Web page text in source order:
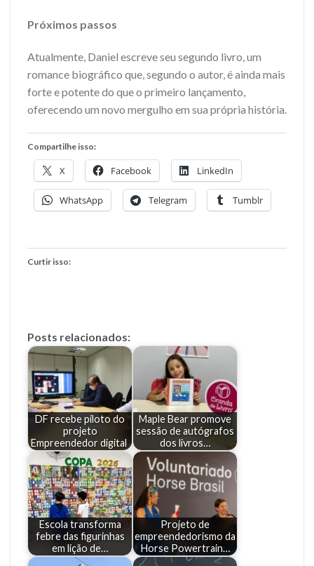
Próximos passos
Atualmente, Daniel escreve seu segundo livro, um
romance biográfico que, segundo o autor, é ainda mais
forte e potente do que o primeiro lançamento,
oferecendo um novo mergulho em sua própria história.
Compartilhe isso:
X Facebook LinkedIn
WhatsApp Telegram Tumblr
Curtir isso:
Posts relacionados:
DF recebe piloto do
projeto
Empreendedor digital
Maple Bear promove
sessão de autógrafos
dos livros…
Escola transforma
febre das figurinhas
em lição de…
Projeto de
empreendedorismo da
Horse Powertrain…